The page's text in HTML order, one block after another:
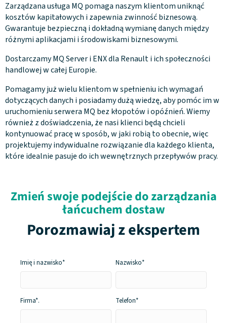
Zarządzana usługa MQ pomaga naszym klientom uniknąć
kosztów kapitałowych i zapewnia zwinność biznesową.
Gwarantuje bezpieczną i dokładną wymianę danych między
różnymi aplikacjami i środowiskami biznesowymi.
Dostarczamy MQ Server i ENX dla Renault i ich społeczności
handlowej w całej Europie.
Pomagamy już wielu klientom w spełnieniu ich wymagań
dotyczących danych i posiadamy dużą wiedzę, aby pomóc im w
uruchomieniu serwera MQ bez kłopotów i opóźnień. Wiemy
również z doświadczenia, że nasi klienci będą chcieli
kontynuować pracę w sposób, w jaki robią to obecnie, więc
projektujemy indywidualne rozwiązanie dla każdego klienta,
które idealnie pasuje do ich wewnętrznych przepływów pracy.
Zmień swoje podejście do zarządzania
łańcuchem dostaw
Porozmawiaj z ekspertem
Imię i nazwisko* Nazwisko*
Firma*. Telefon*